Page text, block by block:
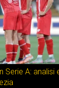
Serie A: